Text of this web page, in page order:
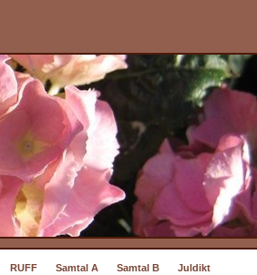
RUFF Samtal A Samtal B
Juldikt